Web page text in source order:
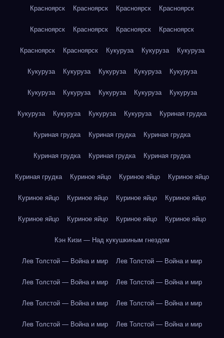
Красноярск Красноярск Красноярск Красноярск
Красноярск Красноярск Красноярск Красноярск
Красноярск Красноярск Кукуруза Кукуруза Кукуруза
Кукуруза Кукуруза Кукуруза Кукуруза Кукуруза
Кукуруза Кукуруза Кукуруза Кукуруза Кукуруза
Кукуруза Кукуруза Кукуруза Кукуруза Куриная грудка
Куриная грудка Куриная грудка Куриная грудка
Куриная грудка Куриная грудка Куриная грудка
Куриная грудка Куриное яйцо Куриное яйцо Куриное яйцо
Куриное яйцо Куриное яйцо Куриное яйцо Куриное яйцо
Куриное яйцо Куриное яйцо Куриное яйцо Куриное яйцо
Кэн Кизи — Над кукушкиным гнездом
Лев Толстой — Война и мир Лев Толстой — Война и мир
Лев Толстой — Война и мир Лев Толстой — Война и мир
Лев Толстой — Война и мир Лев Толстой — Война и мир
Лев Толстой — Война и мир Лев Толстой — Война и мир